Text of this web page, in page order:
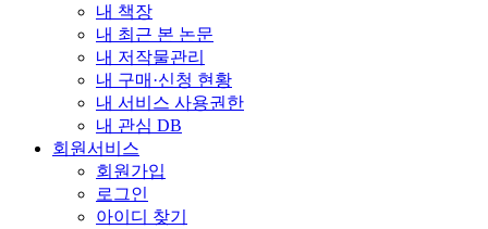
내 책장
내 최근 본 논문
내 저작물관리
내 구매·신청 현황
내 서비스 사용권한
내 관심 DB
회원서비스
회원가입
로그인
아이디 찾기